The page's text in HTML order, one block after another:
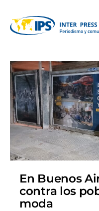
En Buenos
contra los
moda